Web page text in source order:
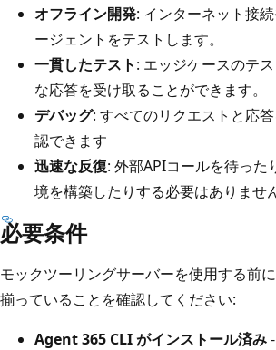
オフライン開発: インターネット接
ージェントをテストします。
一貫したテスト: エッジケースのテ
な応答を受け取ることができます。
デバッグ: すべてのリクエストと応
認できます
迅速な反復: 外部APIコールを待った
境を構築したりする必要はありません
必要条件
モックツーリングサーバーを使用する前
揃っていることを確認してください:
Agent 365 CLI がインストール済み